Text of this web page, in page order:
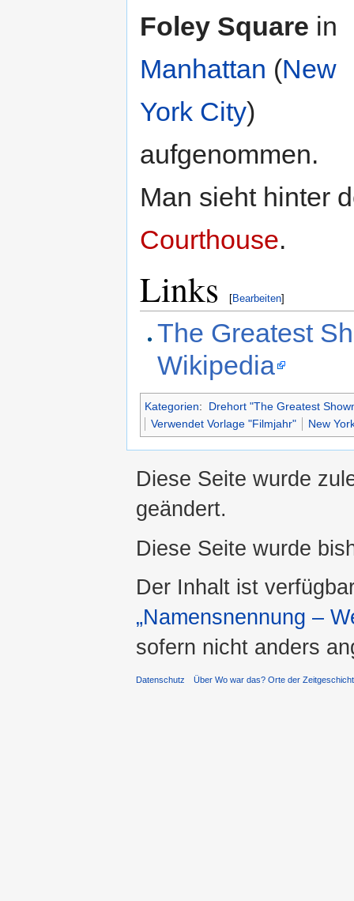
Foley Square in
Manhattan (New
York City)
aufgenommen.
Man sieht hinter
Courthouse.
Links [Bearbeiten]
The Greatest
Wikipedia
Kategorien:
Drehort "The Greatest
Verwendet Vorlage "Filmjahr"
New
Diese Seite wurde
geändert.
Diese Seite wurde
Der Inhalt ist
„Namensnennung –
sofern nicht anders
Datenschutz Über Wo war das? Orte der